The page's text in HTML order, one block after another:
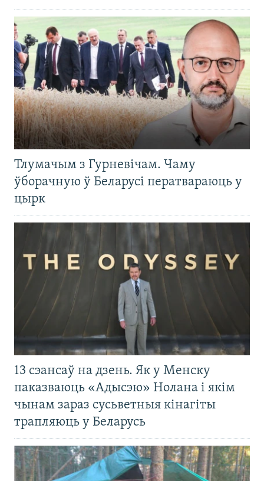
Тлумачым з Гурневічам. Чаму
ўборачную ў Беларусі ператвараюць у
цырк
13 сэансаў на дзень. Як у Менску
паказваюць «Адысэю» Нолана і якім
чынам зараз сусьветныя кінагіты
трапляюць у Беларусь